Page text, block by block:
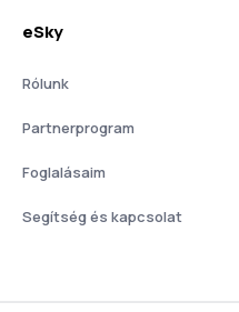
eSky
Rólunk
Partnerprogram
Foglalásaim
Segítség és kapcsolat